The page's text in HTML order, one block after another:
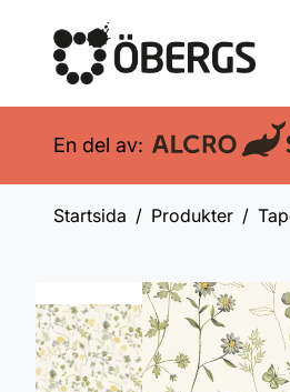
En del av:
Startsida Produkter